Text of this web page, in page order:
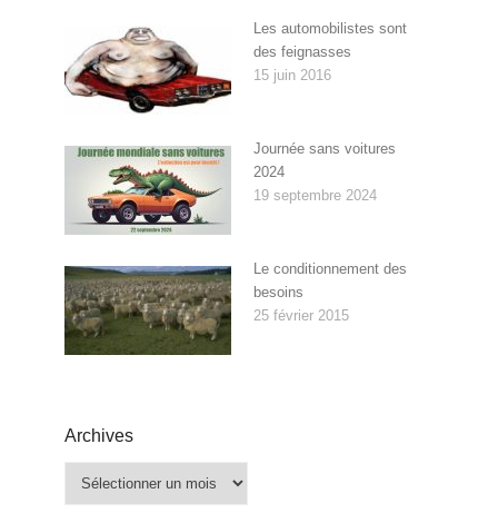
Les automobilistes sont
des feignasses
15 juin 2016
Journée sans voitures
2024
19 septembre 2024
Le conditionnement des
besoins
25 février 2015
Archives